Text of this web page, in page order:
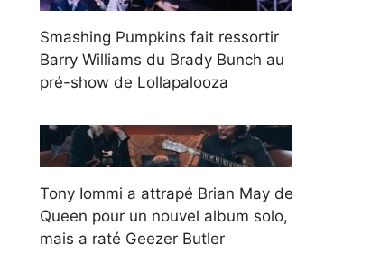
Smashing Pumpkins fait ressortir
Barry Williams du Brady Bunch au
pré-show de Lollapalooza
Tony Iommi a attrapé Brian May de
Queen pour un nouvel album solo,
mais a raté Geezer Butler